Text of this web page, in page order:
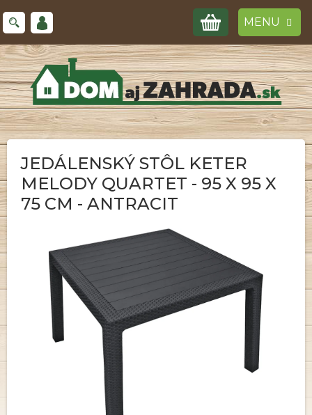
na
obsah
NÁKUPNÝ
JEDÁLENSKÝ STÔL KETER
MELODY QUARTET - 95 X 95 X
75 CM - ANTRACIT